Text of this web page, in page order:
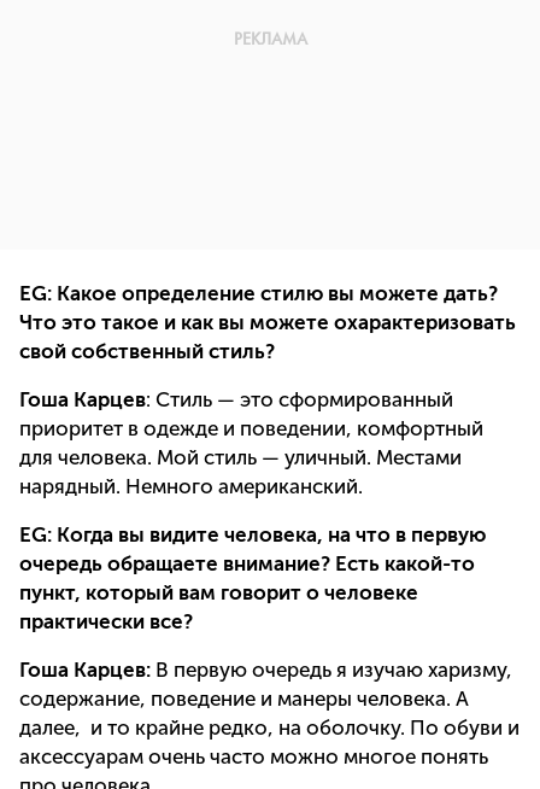
EG: Какое определение стилю вы можете дать?
Что это такое и как вы можете охарактеризовать
свой собственный стиль?
Гоша Карцев: Стиль — это сформированный
приоритет в одежде и поведении, комфортный
для человека. Мой стиль — уличный. Местами
нарядный. Немного американский.
EG: Когда вы видите человека, на что в первую
очередь обращаете внимание? Есть какой-то
пункт, который вам говорит о человеке
практически все?
Гоша Карцев: В первую очередь я изучаю харизму,
содержание, поведение и манеры человека. А
далее, и то крайне редко, на оболочку. По обуви и
аксессуарам очень часто можно многое понять